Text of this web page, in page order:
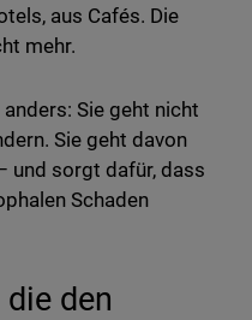
aus Cafés. Die
mehr.
Sie geht nicht
Sie geht davon
und sorgt dafür, dass
Schaden
den